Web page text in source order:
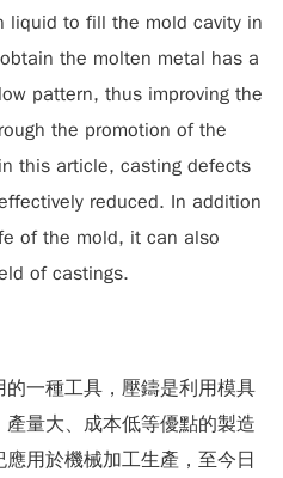
liquid to fill the mold cavity in
the molten metal has a
pattern, thus improving the
the promotion of the
this article, casting defects
reduced. In addition
of the mold, it can also
of castings.
一種工具，壓鑄是利用模具
量大、成本低等優點的製造
用於機械加工生產，至今日